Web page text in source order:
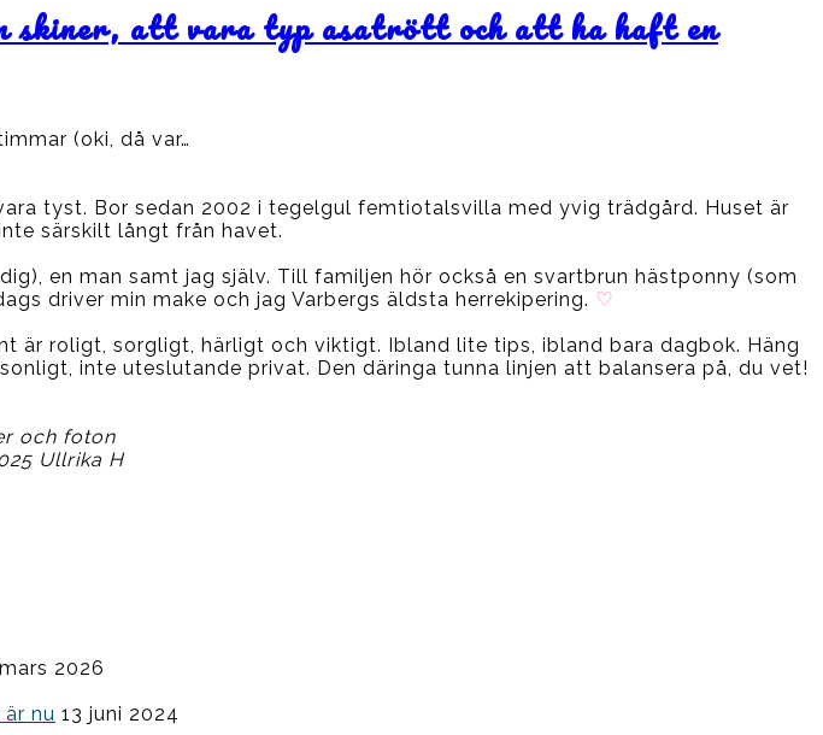
skiner, att vara typ asatrött och att ha haft en
(oki, då var…
tyst. Bor sedan 2002 i tegelgul femtiotalsvilla med yvig trädgård. Huset är
särskilt långt från havet.
en man samt jag själv. Till familjen hör också en svartbrun hästponny (som
driver min make och jag Varbergs äldsta herrekipering. ♡
är roligt, sorgligt, härligt och viktigt. Ibland lite tips, ibland bara dagbok. Häng
inte uteslutande privat. Den däringa tunna linjen att balansera på, du vet!
och foton
Ullrika H
2026
nu 13 juni 2024